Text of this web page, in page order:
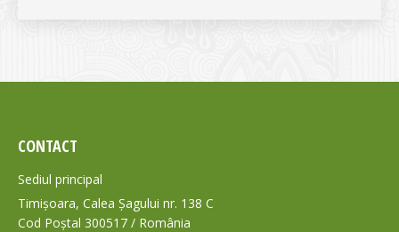
CONTACT
Sediul principal
Timișoara, Calea Șagului nr. 138 C
Cod Poștal 300517 / România